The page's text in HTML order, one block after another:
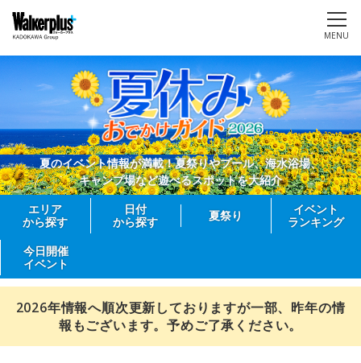
MENU
夏のイベント情報が満載！夏祭りやプール、海水浴場、
キャンプ場など遊べるスポットを大紹介
エリア
から探す
日付
から探す
夏祭り
イベント
ランキング
今日開催
イベント
2026年情報へ順次更新しておりますが一部、昨年の情
報もございます。予めご了承ください。